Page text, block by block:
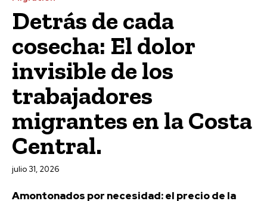
Detrás de cada
cosecha: El dolor
invisible de los
trabajadores
migrantes en la Costa
Central.
julio 31, 2026
Amontonados por necesidad: el precio de la